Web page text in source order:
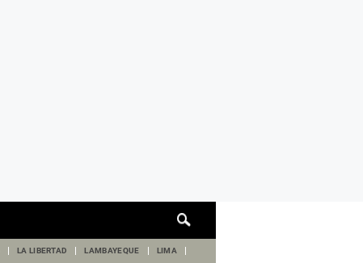
de
LA LIBERTAD LAMBAYEQUE LIMA